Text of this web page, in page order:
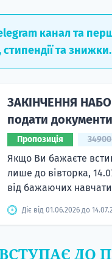
канал та
стипендії та знижки.
ЗАКІНЧЕННЯ
подати
Пропозиція
Якщо Ви бажаєте
лише до вівторка,
від бажаючих
Діє від 01.06.2026 до
ДО